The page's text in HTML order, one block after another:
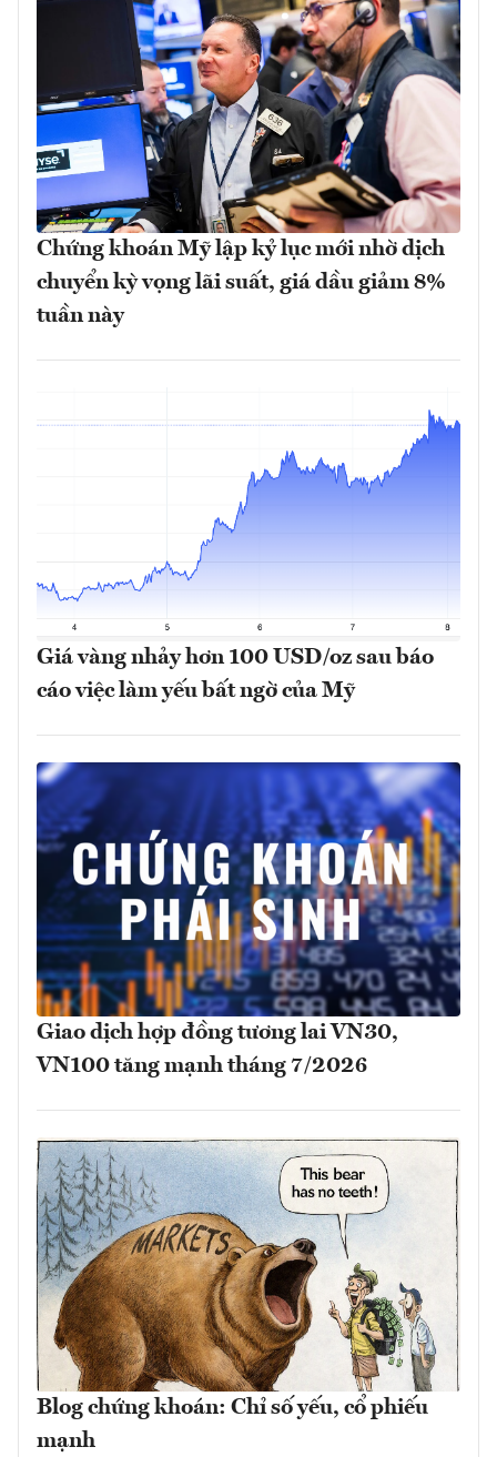
Chứng khoán Mỹ lập kỷ lục mới nhờ dịch
chuyển kỳ vọng lãi suất, giá dầu giảm 8%
tuần này
Giá vàng nhảy hơn 100 USD/oz sau báo
cáo việc làm yếu bất ngờ của Mỹ
Giao dịch hợp đồng tương lai VN30,
VN100 tăng mạnh tháng 7/2026
Blog chứng khoán: Chỉ số yếu, cổ phiếu
mạnh